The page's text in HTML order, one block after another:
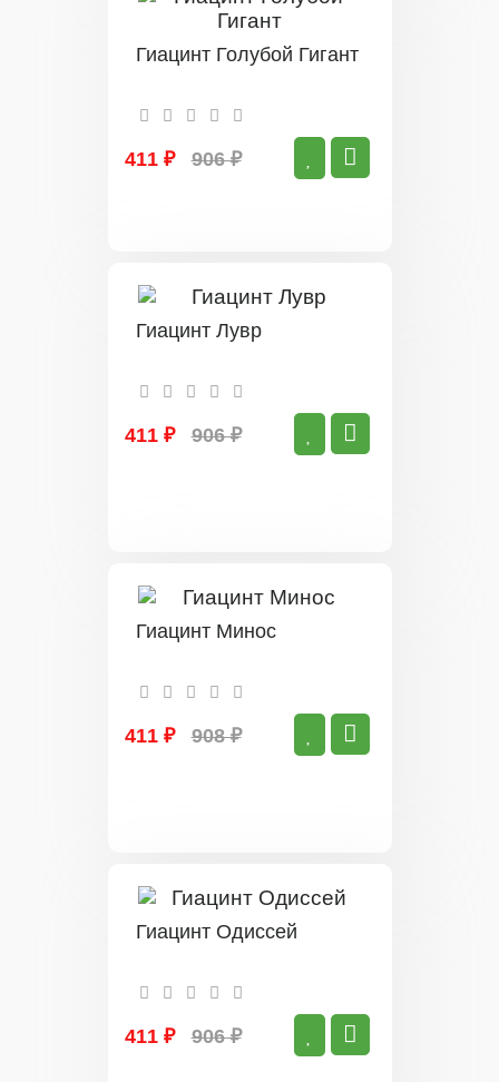
Гиацинт Голубой Гигант
411 ₽ 906 ₽
Гиацинт Лувр
411 ₽ 906 ₽
Гиацинт Минос
411 ₽ 908 ₽
Гиацинт Одиссей
411 ₽ 906 ₽